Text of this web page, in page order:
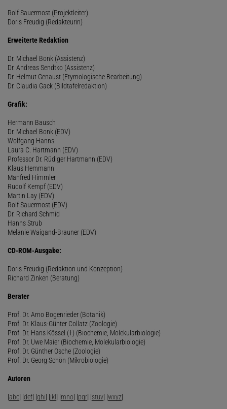
Rolf Sauermost (Projektleiter)
Doris Freudig (Redakteurin)
Erweiterte Redaktion
Dr. Michael Bonk (Assistenz)
Dr. Andreas Sendtko (Assistenz)
Dr. Helmut Genaust (Etymologische Bearbeitung)
Dr. Claudia Gack (Bildtafelredaktion)
Grafik:
Hermann Bausch
Dr. Michael Bonk (EDV)
Wolfgang Hanns
Laura C. Hartmann (EDV)
Professor Dr. Rüdiger Hartmann (EDV)
Klaus Hemmann
Manfred Himmler
Rudolf Kempf (EDV)
Martin Lay (EDV)
Rolf Sauermost (EDV)
Dr. Richard Schmid
Hanns Strub
Melanie Waigand-Brauner (EDV)
CD-ROM-Ausgabe:
Doris Freudig (Redaktion und Konzeption)
Richard Zinken (Beratung)
Berater
Prof. Dr. Arno Bogenrieder (Botanik)
Prof. Dr. Klaus-Günter Collatz (Zoologie)
Prof. Dr. Hans Kössel (†) (Biochemie, Molekularbiologie)
Prof. Dr. Uwe Maier (Biochemie, Molekularbiologie)
Prof. Dr. Günther Osche (Zoologie)
Prof. Dr. Georg Schön (Mikrobiologie)
Autoren
[abc] [def] [ghi] [jkl] [mno] [pqr] [stuv] [wxyz]